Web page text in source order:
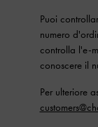
Puoi
numero
controlla l'e-
conoscere il
Per ulteriore